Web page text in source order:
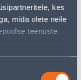
kes
mida olete neile
teenuste